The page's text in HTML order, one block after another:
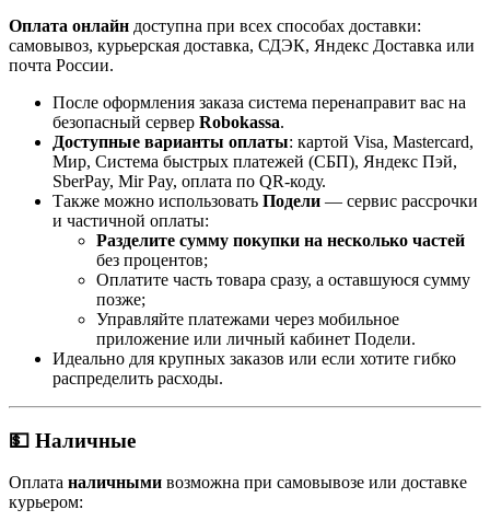
Оплата онлайн доступна при всех способах доставки:
самовывоз, курьерская доставка, СДЭК, Яндекс Доставка или
почта России.
После оформления заказа система перенаправит вас на
безопасный сервер Robokassa.
Доступные варианты оплаты: картой Visa, Mastercard,
Мир, Система быстрых платежей (СБП), Яндекс Пэй,
SberPay, Mir Pay, оплата по QR-коду.
Также можно использовать Подели — сервис рассрочки
и частичной оплаты:
Разделите сумму покупки на несколько частей
без процентов;
Оплатите часть товара сразу, а оставшуюся сумму
позже;
Управляйте платежами через мобильное
приложение или личный кабинет Подели.
Идеально для крупных заказов или если хотите гибко
распределить расходы.
💵 Наличные
Оплата наличными возможна при самовывозе или доставке
курьером: